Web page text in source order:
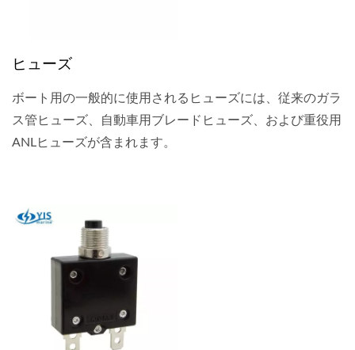
ヒューズ
ボート用の一般的に使用されるヒューズには、従来のガラ
ス管ヒューズ、自動車用ブレードヒューズ、および重役用
ANLヒューズが含まれます。